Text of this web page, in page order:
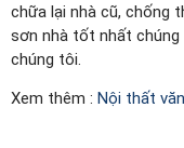
chữa lại nhà cũ, chống
sơn nhà tốt nhất chúng
chúng tôi.
Xem thêm : Nội thất